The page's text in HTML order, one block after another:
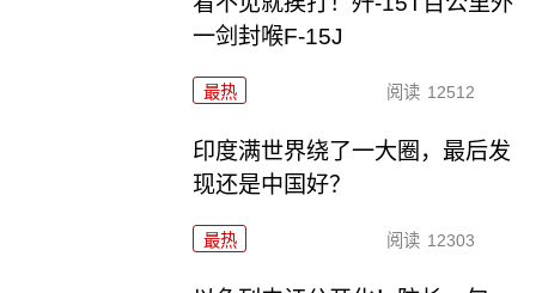
一剑封喉F-15J
最热 阅读 12512
印度满世界绕了一大圈，最后发
现还是中国好？
最热 阅读 12303